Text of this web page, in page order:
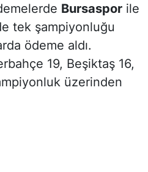
Bursasporile
tek şampiyonluğu
ödeme aldı.
19, Beşiktaş 16,
üzerinden